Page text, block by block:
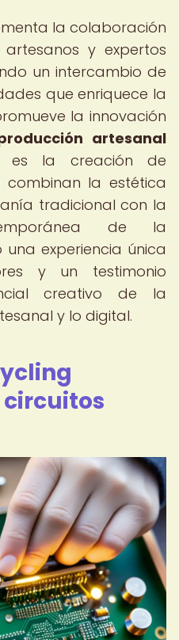
la colaboración
artesanos y expertos
un intercambio de
que enriquece la
la innovación
artesanal
es la creación de
la estética
tradicional con la
de la
experiencia única
y un testimonio
creativo de la
y lo digital.